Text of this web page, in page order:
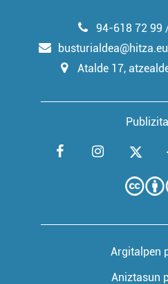
94-618 72 99
Atalde 17,
Argitalpen
Aniztasun